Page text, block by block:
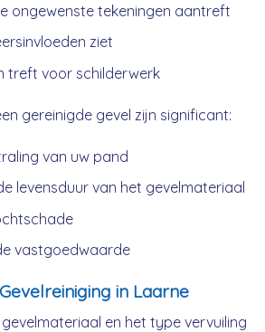
ongewenste tekeningen aantreft
ziet
treft voor schilderwerk
gereinigde gevel zijn significant:
van uw pand
levensduur van het gevelmateriaal
vastgoedwaarde
in Laarne
en het type vervuiling